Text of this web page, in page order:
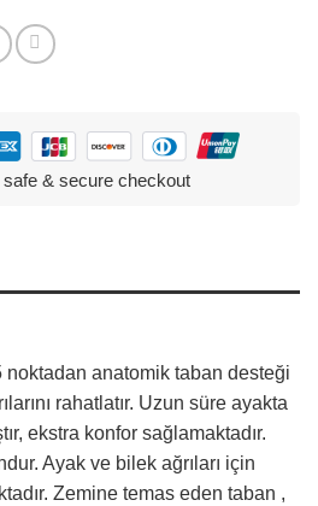
& secure checkout
noktadan anatomik taban desteği
rahatlatır. Uzun süre ayakta
ekstra konfor sağlamaktadır.
Ayak ve bilek ağrıları için
Zemine temas eden taban ,